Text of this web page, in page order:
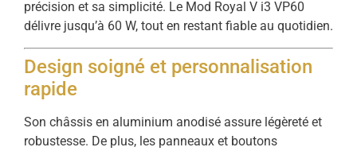
précision et sa simplicité. Le Mod Royal V i3 VP60
délivre jusqu’à 60 W, tout en restant fiable au quotidien.
Design soigné et personnalisation
rapide
Son châssis en aluminium anodisé assure légèreté et
robustesse. De plus, les panneaux et boutons